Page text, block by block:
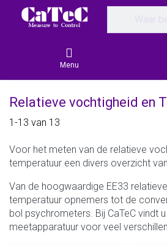
Menu
Relatieve vochtigheid en
Search results:
1-13 van 13
Voor het meten van de relatieve
temperatuur een divers overzicht
Van de hoogwaardige EE33
temperatuur opnemers tot de
bol psychrometers. Bij CaTeC vindt
meetapparatuur voor veel